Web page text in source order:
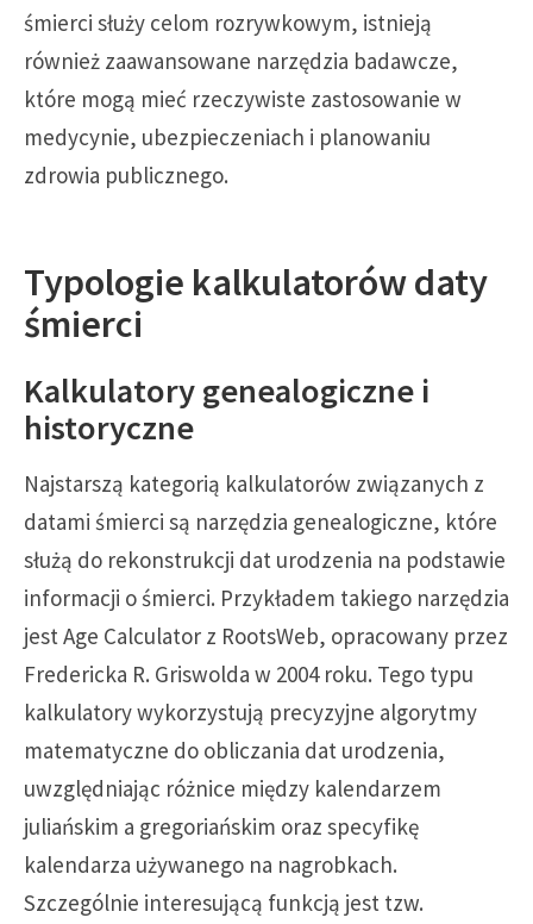
śmierci służy celom rozrywkowym, istnieją
również zaawansowane narzędzia badawcze,
które mogą mieć rzeczywiste zastosowanie w
medycynie, ubezpieczeniach i planowaniu
zdrowia publicznego.
Typologie kalkulatorów daty
śmierci
Kalkulatory genealogiczne i
historyczne
Najstarszą kategorią kalkulatorów związanych z
datami śmierci są narzędzia genealogiczne, które
służą do rekonstrukcji dat urodzenia na podstawie
informacji o śmierci. Przykładem takiego narzędzia
jest Age Calculator z RootsWeb, opracowany przez
Fredericka R. Griswolda w 2004 roku. Tego typu
kalkulatory wykorzystują precyzyjne algorytmy
matematyczne do obliczania dat urodzenia,
uwzględniając różnice między kalendarzem
juliańskim a gregoriańskim oraz specyfikę
kalendarza używanego na nagrobkach.
Szczególnie interesującą funkcją jest tzw.